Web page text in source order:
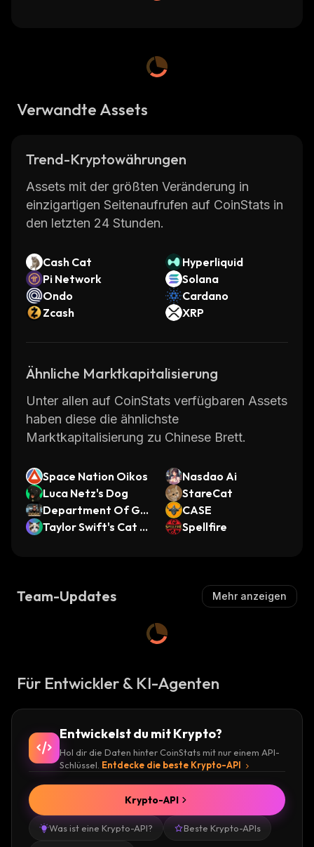
Verwandte Assets
Trend-Kryptowährungen
Assets mit der größten Veränderung in
einzigartigen Seitenaufrufen auf CoinStats in
den letzten 24 Stunden.
Cash Cat
Hyperliquid
Pi Network
Solana
Ondo
Cardano
Zcash
XRP
Ähnliche Marktkapitalisierung
Unter allen auf CoinStats verfügbaren Assets
haben diese die ähnlichste
Marktkapitalisierung zu Chinese Brett.
Space Nation Oikos
Nasdao Ai
Luca Netz's Dog
StareCat
Department Of Go
vernment Efficienc
CASE
Taylor Swift's Cat B
Spellfire
Team-Updates Mehr anzeigen
Für Entwickler & KI-Agenten
Entwickelst du mit Krypto?
Hol dir die Daten hinter CoinStats mit nur einem API-
Schlüssel. Entdecke die beste Krypto-API
Was ist eine Krypto-API? Beste Krypto-APIs
Krypto-API